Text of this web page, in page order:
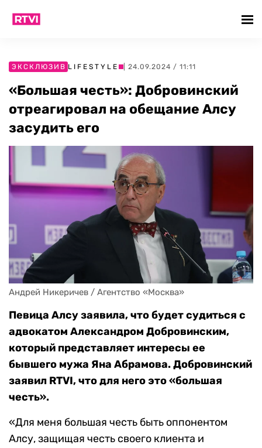
ЭКСКЛЮЗИВ LIFESTYLE | 24.09.2024 / 11:11
«Большая честь»: Добровинский
отреагировал на обещание Алсу
засудить его
Андрей Никеричев / Агентство «Москва»
Певица Алсу заявила, что будет судиться с
адвокатом Александром Добровинским,
который представляет интересы ее
бывшего мужа Яна Абрамова. Добровинский
заявил RTVI, что для него это «большая
честь».
«Для меня большая честь быть оппонентом
Алсу, защищая честь своего клиента и